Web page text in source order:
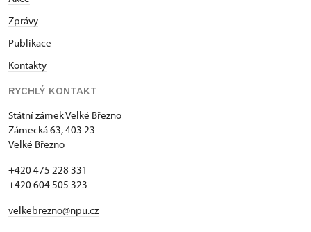
Zprávy
Publikace
Kontakty
RYCHLÝ KONTAKT
Státní zámek Velké Březno
Zámecká 63, 403 23
Velké Březno
+420 475 228 331
+420 604 505 323
velkebrezno@npu.cz